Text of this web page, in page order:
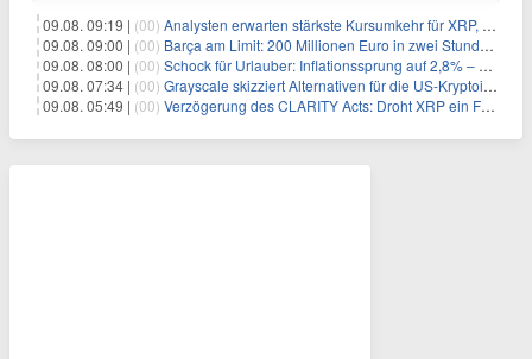
09.08. 09:19 | (00) Analysten erwarten stärkste Kursumkehr für XRP, während Polymarket skeptisch bleibt
09.08. 09:00 | (00) Barça am Limit: 200 Millionen Euro in zwei Stunden – warum dieser Schuldentrip hochgefährlich wird
09.08. 08:00 | (00) Schock für Urlauber: Inflationssprung auf 2,8% – Diese Preise explodieren jetzt
09.08. 07:34 | (00) Grayscale skizziert Alternativen für die US-Kryptoindustrie ohne CLARITY Act
09.08. 05:49 | (00) Verzögerung des CLARITY Acts: Droht XRP ein Fall unter die $1-Marke?